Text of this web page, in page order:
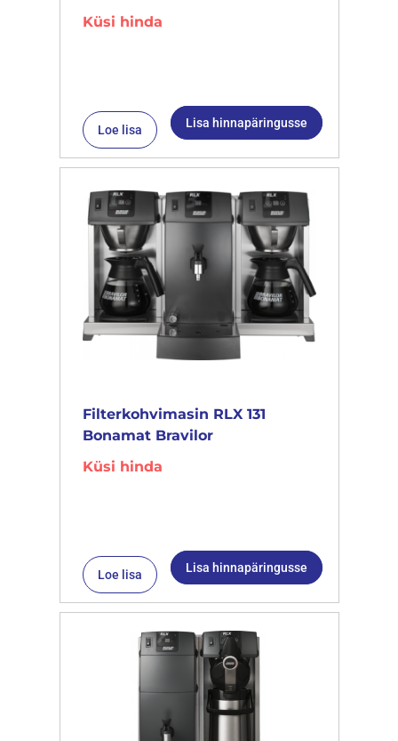
Küsi hinda
Loe lisa Lisa hinnapäringusse
Filterkohvimasin RLX 131
Bonamat Bravilor
Küsi hinda
Loe lisa Lisa hinnapäringusse